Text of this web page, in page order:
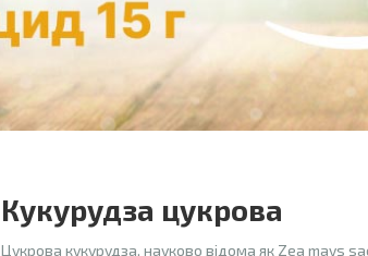
Кукурудза цукрова
Цукрова кукурудза, науково відома як Zea mays